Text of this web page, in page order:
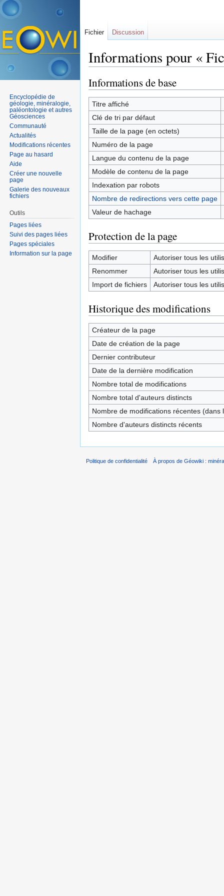
Informations pour «
Informations de base
Titre affiché
Clé de tri par défaut
Taille de la page (en octets)
Numéro de la page
Langue du contenu de la page
Modèle de contenu de la page
Indexation par robots
Nombre de redirections vers cette page
Valeur de hachage
Protection de la page
Modifier
Autoriser tous les
Renommer
Autoriser tous les
Import de fichiers
Autoriser tous les
Historique des modifications
Créateur de la page
Date de création de la page
Dernier contributeur
Date de la dernière modification
Nombre total de modifications
Nombre total d'auteurs distincts
Nombre de modifications récentes (dans
Nombre d'auteurs distincts récents
Fichier Discussion
Encyclopédie de
géologie, minéralogie,
paléontologie et autres
Géosciences
Communauté
Actualités
Modifications récentes
Page au hasard
Aide
Créer une nouvelle
page
Galerie des nouveaux
fichiers
Outils
Pages liées
Suivi des pages liées
Pages spéciales
Information sur la page
Politique de confidentialité À propos de Géowiki :